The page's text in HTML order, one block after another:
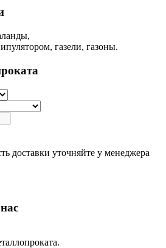
газели, газоны.
доставки уточняйте у менеджера